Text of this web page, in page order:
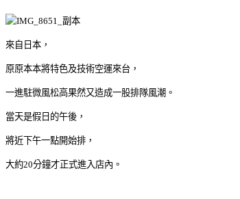
來自日本，
原原本本將特色及技術空運來台，
一進駐微風松高果然又造成一股排隊風潮。
當天是假日的午後，
將近下午一點開始排，
大約20分鐘才正式進入店內。